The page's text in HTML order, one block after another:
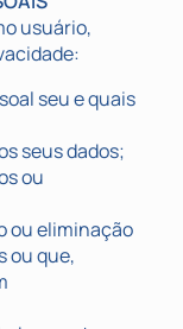
usuário,
seu e quais
seus dados;
ou
ou eliminação
ou que,